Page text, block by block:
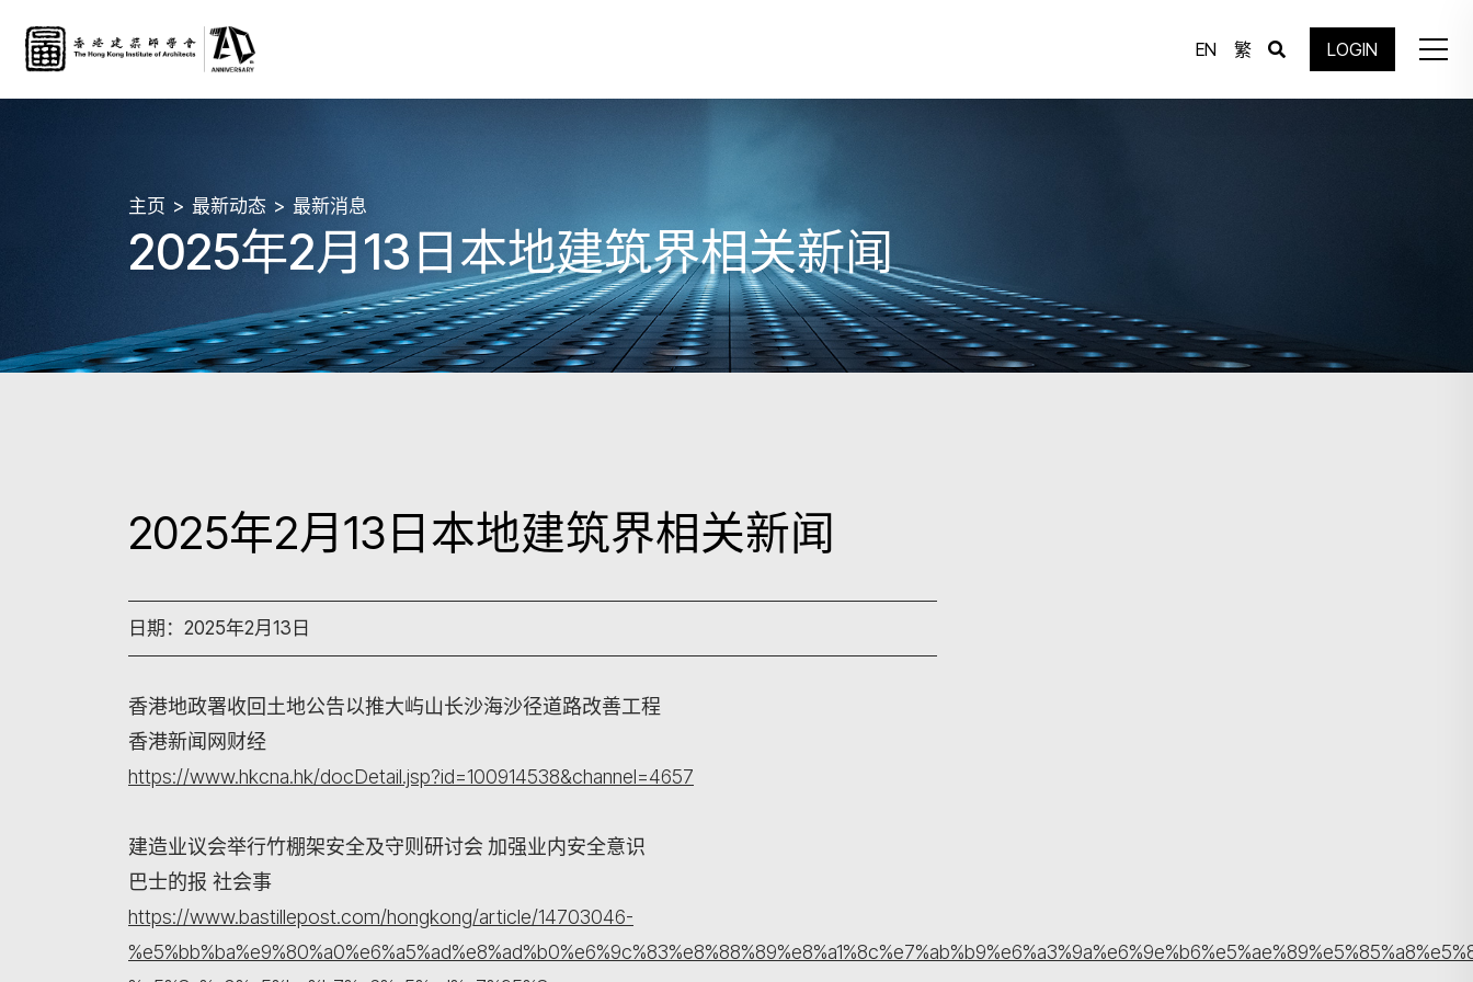
EN 繁 LOGIN
主页 最新动态 最新消息
2025年2月13日本地建筑界相关新闻
2025年2月13日本地建筑界相关新闻
日期：2025年2月13日
香港地政署收回土地公告以推大屿山长沙海沙径道路改善工程
香港新闻网财经
https://www.hkcna.hk/docDetail.jsp?id=100914538&channel=4657
建造业议会举行竹棚架安全及守则研讨会 加强业内安全意识
巴士的报 社会事
https://www.bastillepost.com/hongkong/article/14703046-